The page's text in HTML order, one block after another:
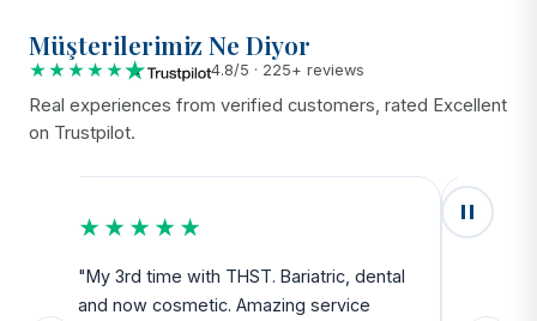
Müşterilerimiz Ne Diyor
★★★★★ 4.8/5 · 225+ reviews
Real experiences from verified customers, rated Excellent
on Trustpilot.
★★★★★
"My 3rd time with THST. Bariatric, dental
and now cosmetic. Amazing service